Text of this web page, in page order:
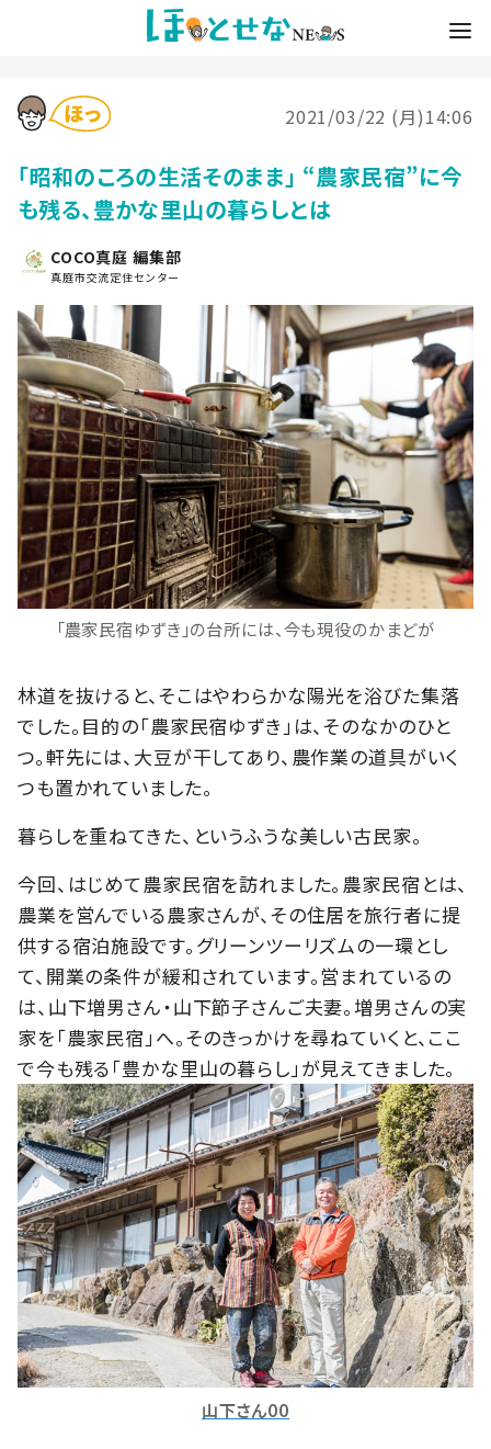
2021/03/22 (月)14:06
「昭和のころの生活そのまま」 “農家民宿”に今
も残る、豊かな里山の暮らしとは
COCO真庭 編集部
真庭市交流定住センター
「農家民宿ゆずき」の台所には、今も現役のかまどが
林道を抜けると、そこはやわらかな陽光を浴びた集落
でした。目的の「農家民宿ゆずき」は、そのなかのひと
つ。軒先には、大豆が干してあり、農作業の道具がいく
つも置かれていました。
暮らしを重ねてきた、というふうな美しい古民家。
今回、はじめて農家民宿を訪れました。農家民宿とは、
農業を営んでいる農家さんが、その住居を旅行者に提
供する宿泊施設です。グリーンツーリズムの一環とし
て、開業の条件が緩和されています。営まれているの
は、山下増男さん・山下節子さんご夫妻。増男さんの実
家を「農家民宿」へ。そのきっかけを尋ねていくと、ここ
で今も残る「豊かな里山の暮らし」が見えてきました。
山下さん00